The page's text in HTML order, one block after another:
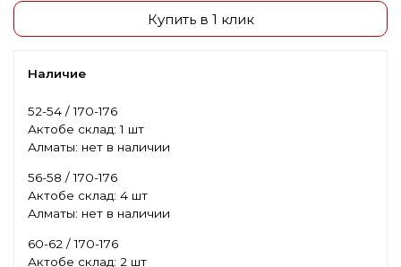
Купить в 1 клик
Наличие
52-54 / 170-176
Актобе склад:1 шт
Алматы: нет в наличии
56-58 / 170-176
Актобе склад: 4 шт
Алматы: нет в наличии
60-62 / 170-176
Актобе склад: 2 шт